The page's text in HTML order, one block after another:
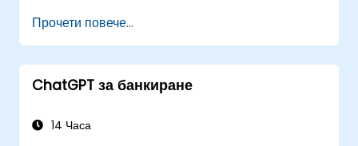
Внедряват проекти за данни и анализи с
помощта на ChatGPT.
Оптимизират процесите на вземане на
решения, използвайки ChatGPT в работния
Идентифицират най-добрите практики за
Прочети повече...
ChatGPT за банкиране
14 Часа